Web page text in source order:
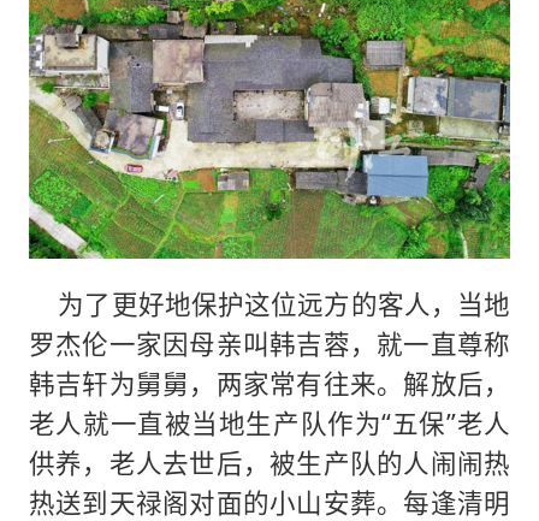
为了更好地保护这位远方的客人，当地
罗杰伦一家因母亲叫韩吉蓉，就一直尊称
韩吉轩为舅舅，两家常有往来。解放后，
老人就一直被当地生产队作为“五保”老人
供养，老人去世后，被生产队的人闹闹热
热送到天禄阁对面的小山安葬。每逢清明